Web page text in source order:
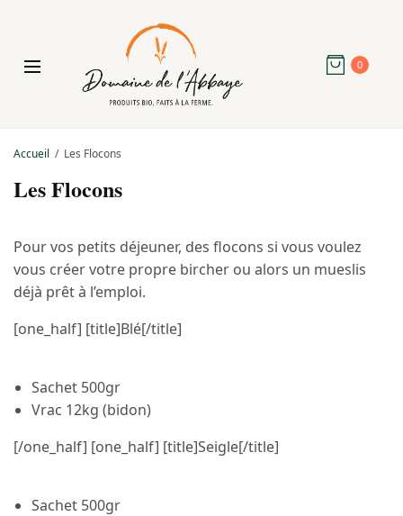
0
Accueil Les Flocons
Les Flocons
Pour vos petits déjeuner, des flocons si vous voulez
vous créer votre propre bircher ou alors un mueslis
déjà prêt à l’emploi.
[one_half] [title]Blé[/title]
Sachet 500gr
Vrac 12kg (bidon)
[/one_half] [one_half] [title]Seigle[/title]
Sachet 500gr